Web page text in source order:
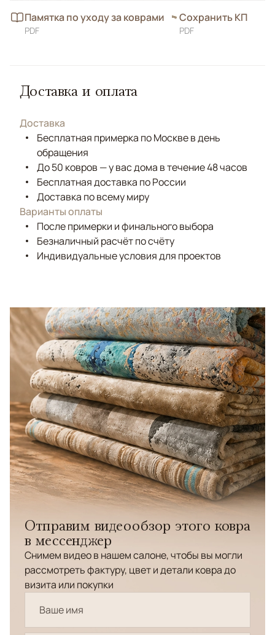
Памятка по уходу за коврами
PDF
Сохранить КП
PDF
Доставка и оплата
Доставка
Бесплатная примерка по Москве в день
обращения
До 50 ковров — у вас дома в течение 48 часов
Бесплатная доставка по России
Доставка по всему миру
Варианты оплаты
После примерки и финального выбора
Безналичный расчёт по счёту
Индивидуальные условия для проектов
Отправим видеообзор этого ковра
в мессенджер
Снимем видео в нашем салоне, чтобы вы могли
рассмотреть фактуру, цвет и детали ковра до
визита или покупки